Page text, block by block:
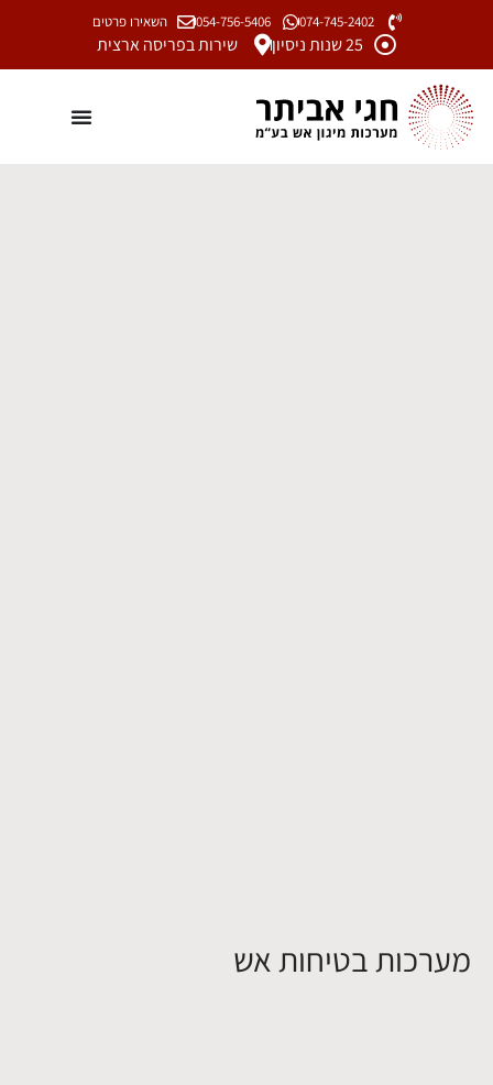
074-745-2402
054-756-5406 השאירו פרטים
25 שנות ניסיון שירות בפריסה ארצית
מערכות בטיחות אש